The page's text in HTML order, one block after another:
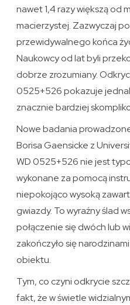
nawet 1,4 razy większą od
macierzystej. Zazwyczaj
przewidywalnego końca
Naukowcy od lat byli
dobrze zrozumiany.
0525+526 pokazuje
znacznie bardziej
Nowe badania
Borisa Gaensicke z
WD 0525+526 nie jest
wykonane za pomocą
niepokojąco wysoką
gwiazdy. To wyraźny ślad
połączenie się dwóch lub
zakończyło się
obiektu.
Tym, co czyni odkrycie
fakt, że w świetle